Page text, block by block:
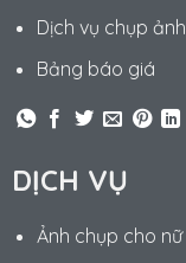
Dịch vụ chụp ảnh
Bảng báo giá
DỊCH VỤ
Ảnh chụp cho nữ